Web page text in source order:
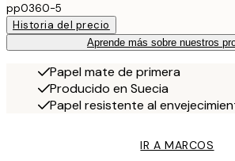
pp0360-5
Historia del precio
Aprende más sobre nuestros
Papel mate de primera
Producido en Suecia
Papel resistente al
IR A MARCOS